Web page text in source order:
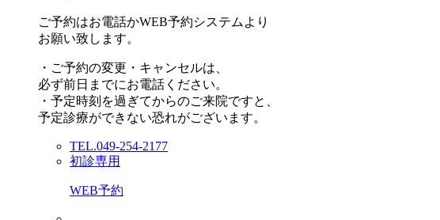
ご予約はお電話かWEB予約システムより
お願い致します。
・ご予約の変更・キャンセルは、
必ず前日までにお電話ください。
・予定時刻を過ぎてからのご来院ですと、
予定診療ができない恐れがございます。
TEL.049-254-2177
初診専用
WEB予約